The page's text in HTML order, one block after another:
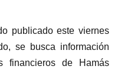
publicado este viernes
se busca información
financieros de Hamás